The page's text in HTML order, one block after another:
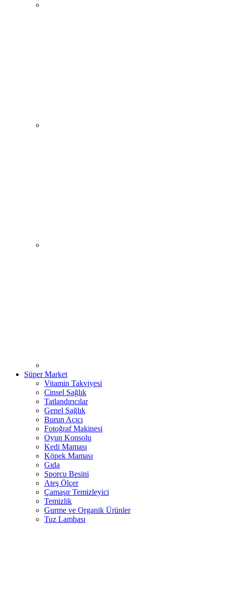
Süper Market
Vitamin Takviyesi
Cinsel Sağlık
Tatlandırıcılar
Genel Sağlık
Burun Açıcı
Fotoğraf Makinesi
Oyun Konsolu
Kedi Maması
Köpek Maması
Gıda
Sporcu Besini
Ateş Ölçer
Çamaşır Temizleyici
Temizlik
Gurme ve Organik Ürünler
Tuz Lambası